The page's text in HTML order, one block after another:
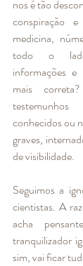
nos é tão
conspiração
medicina,
todo o
informações e
mais
conhecidos ou
graves,
de visibilidade.
Seguimos a
cientistas. A
acha
tranquilizador
sim, vai ficar